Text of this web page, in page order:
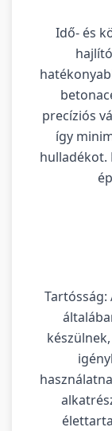
Idő- és
precíziós
így
hulladékot.
Tartósság: